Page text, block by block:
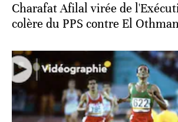
Charafat Afilal virée de
colère du PPS contre El